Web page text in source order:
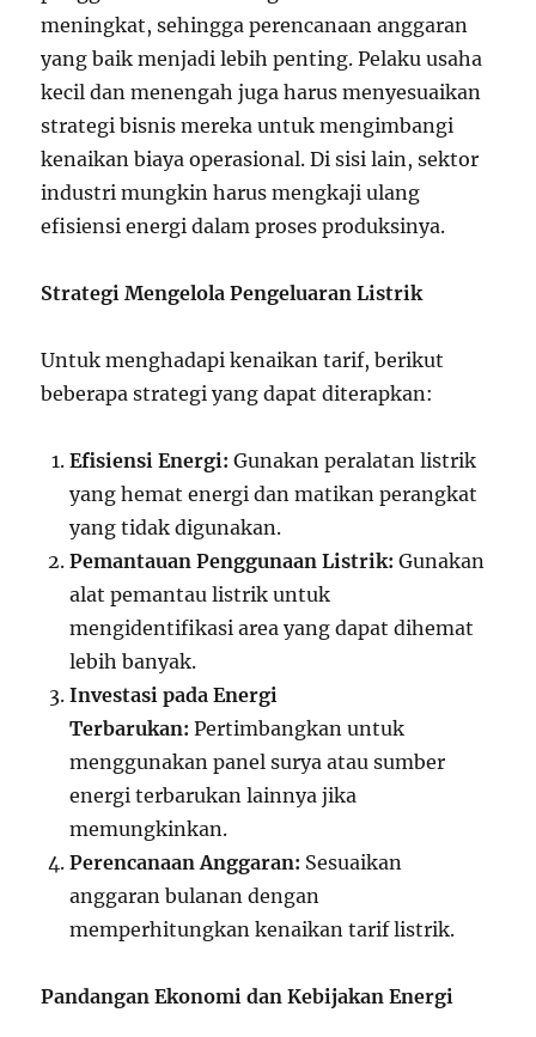
meningkat, sehingga perencanaan anggaran
yang baik menjadi lebih penting. Pelaku usaha
kecil dan menengah juga harus menyesuaikan
strategi bisnis mereka untuk mengimbangi
kenaikan biaya operasional. Di sisi lain, sektor
industri mungkin harus mengkaji ulang
efisiensi energi dalam proses produksinya.
Strategi Mengelola Pengeluaran Listrik
Untuk menghadapi kenaikan tarif, berikut
beberapa strategi yang dapat diterapkan:
Efisiensi Energi: Gunakan peralatan listrik
yang hemat energi dan matikan perangkat
yang tidak digunakan.
Pemantauan Penggunaan Listrik: Gunakan
alat pemantau listrik untuk
mengidentifikasi area yang dapat dihemat
lebih banyak.
Investasi pada Energi
Terbarukan: Pertimbangkan untuk
menggunakan panel surya atau sumber
energi terbarukan lainnya jika
memungkinkan.
Perencanaan Anggaran: Sesuaikan
anggaran bulanan dengan
memperhitungkan kenaikan tarif listrik.
Pandangan Ekonomi dan Kebijakan Energi